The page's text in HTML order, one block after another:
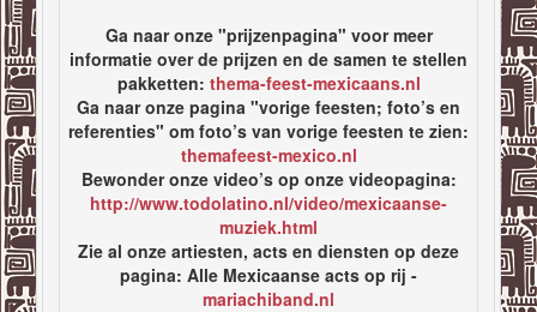
Ga naar onze "prijzenpagina" voor meer
informatie over de prijzen en de samen te stellen
pakketten: thema-feest-mexicaans.nl
Ga naar onze pagina "vorige feesten; foto’s en
referenties" om foto’s van vorige feesten te zien:
themafeest-mexico.nl
Bewonder onze video’s op onze videopagina:
http://www.todolatino.nl/video/mexicaanse-
muziek.html
Zie al onze artiesten, acts en diensten op deze
pagina: Alle Mexicaanse acts op rij -
mariachiband.nl